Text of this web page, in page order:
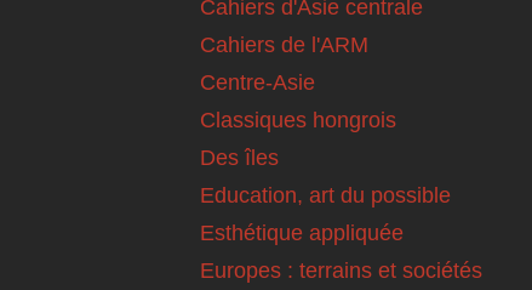
Cahiers d'Asie centrale
Cahiers de l'ARM
Centre-Asie
Classiques hongrois
Des îles
Education, art du possible
Esthétique appliquée
Europes : terrains et sociétés